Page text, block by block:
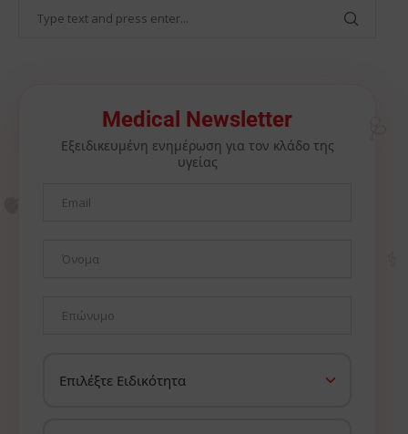
Medical Newsletter
Εξειδικευμένη ενημέρωση για τον κλάδο της
υγείας